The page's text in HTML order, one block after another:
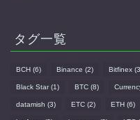
タグ一覧
BCH (6) Binance (2) Bitfinex
Black Star(1) BTC (8)
datamish (3) ETC (2) ETH (6)